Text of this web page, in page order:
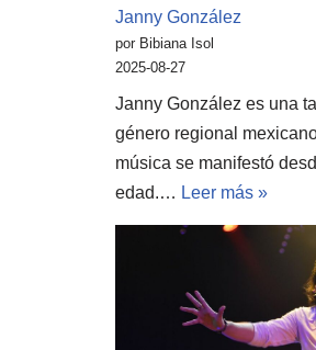
Janny González
por Bibiana Isol
2025-08-27
Janny González es una
género regional
música se manifestó
edad.… Leer más »